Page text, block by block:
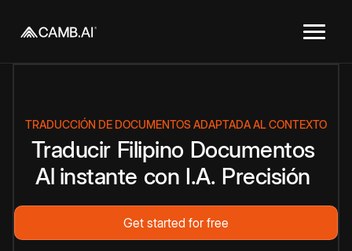
TRADUCCIÓN DE DOCUMENTOS ADAPTADA AL CONTEXTO
Traducir Filipino Documentos
Al instante con I.A. Precisión
Get started for free